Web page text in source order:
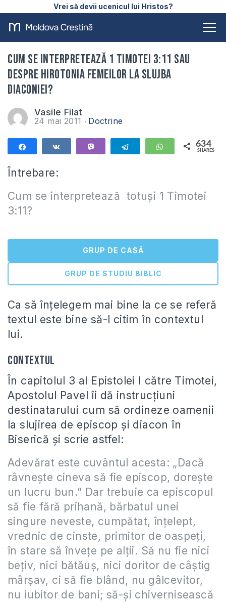
Vrei să devii ucenicul lui Hristos?
Cum se interpretează 1 Timotei 3:11 sau
despre hirotonia femeilor la slujba
diaconiei?
Vasile Filat
24 mai 2011 Doctrine
Telegram WhatsApp
634
SHARES
Întrebare:
Cum se interpretează totuși 1 Timotei
3:11?
GRUP DE CASĂ
GRUP DE STUDIU BIBLIC
Ca să înţelegem mai bine la ce se referă
textul este bine să-l citim în contextul
lui.
Contextul
În capitolul 3 al Epistolei I către Timotei,
Apostolul Pavel îi dă instrucţiuni
destinatarului cum să ordineze oamenii
la slujirea de episcop şi diacon în
Biserică şi scrie astfel:
Adevărat este cuvântul acesta: „Dacă
râvneşte cineva să fie episcop, doreşte
un lucru bun.” Dar trebuie ca episcopul
să fie fără prihană, bărbatul unei
singure neveste, cumpătat, înţelept,
vrednic de cinste, primitor de oaspeţi,
în stare să înveţe pe alţii. Să nu fie nici
beţiv, nici bătăuş, nici doritor de câştig
mârşav, ci să fie blând, nu gâlcevitor,
nu iubitor de bani; să-şi chivernisească